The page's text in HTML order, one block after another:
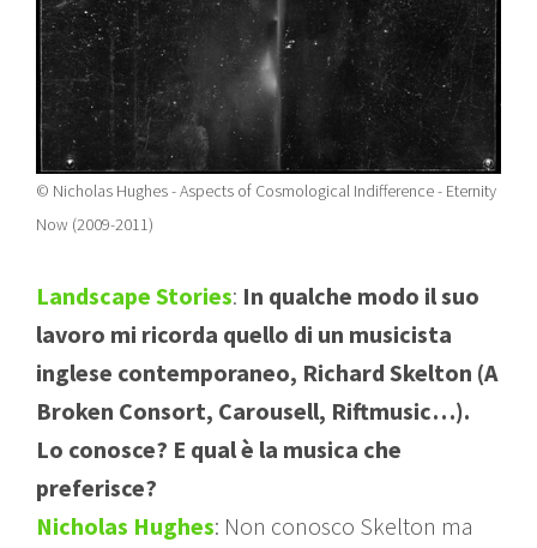
© Nicholas Hughes - Aspects of Cosmological Indifference - Eternity
Now (2009-2011)
Landscape Stories: In qualche modo il suo
lavoro mi ricorda quello di un musicista
inglese contemporaneo, Richard Skelton (A
Broken Consort, Carousell, Riftmusic…).
Lo conosce? E qual è la musica che
preferisce?
Nicholas Hughes: Non conosco Skelton ma